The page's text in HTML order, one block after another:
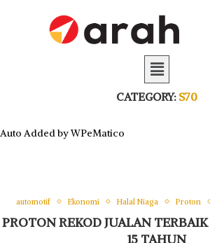
CATEGORY: S70
Auto Added by WPeMatico
automotif Ekonomi Halal Niaga Proton
PROTON REKOD JUALAN
15 TAHUN